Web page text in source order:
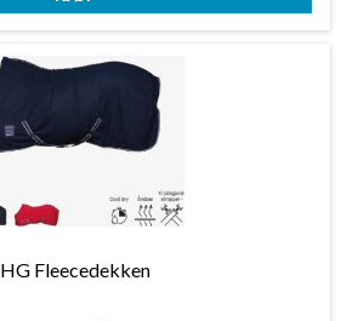
HG Fleecedekken